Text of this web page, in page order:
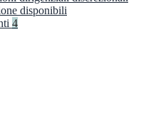
disponibili
4